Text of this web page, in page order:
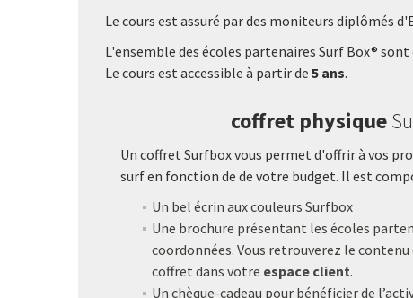
Le cours est assuré par des moniteurs diplômés
L'ensemble des écoles partenaires Surf Box® sont
Le cours est accessible à partir de 5 ans.
coffret physique
Un coffret Surfbox vous permet d'offrir à vos
surf en fonction de de votre budget. Il est
Un bel écrin aux couleurs Surfbox
Une brochure présentant les écoles
coordonnées. Vous retrouverez le
coffret dans votre espace client.
Un chèque-cadeau pour bénéficier de